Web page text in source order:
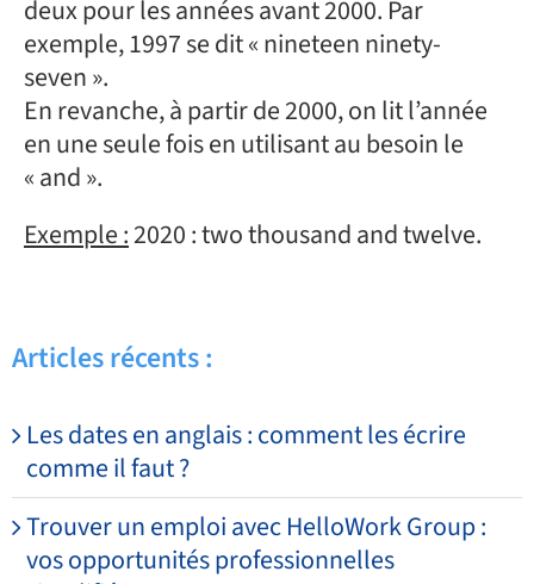
deux pour les années avant 2000. Par
exemple, 1997 se dit « nineteen ninety-
seven ».
En revanche, à partir de 2000, on lit l’année
en une seule fois en utilisant au besoin le
« and ».
Exemple :2020 : two thousand and twelve.
Articles récents :
Les dates en anglais : comment les écrire
comme il faut ?
Trouver un emploi avec HelloWork Group :
vos opportunités professionnelles